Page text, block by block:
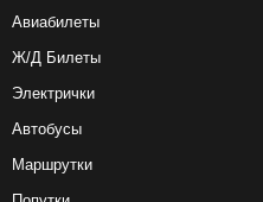
Авиабилеты
Ж/Д Билеты
Электрички
Автобусы
Маршрутки